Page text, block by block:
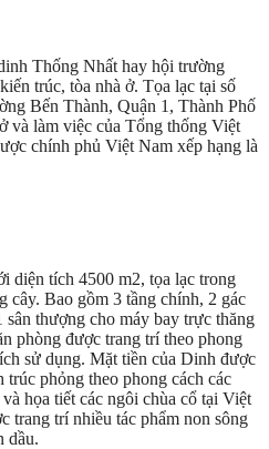
Thống Nhất hay hội trường
trúc, tòa nhà ở. Tọa lạc tại số
Bến Thành, Quận 1, Thành Phố
làm việc của Tổng thống Việt
chính phủ Việt Nam xếp hạng là
diện tích 4500 m2, tọa lạc trong
cây. Bao gồm 3 tầng chính, 2 gác
thượng cho máy bay trực thăng
phòng được trang trí theo phong
sử dụng. Mặt tiền của Dinh được
trúc phỏng theo phong cách các
họa tiết các ngôi chùa cổ tại Việt
trang trí nhiều tác phẩm non sông
dầu.